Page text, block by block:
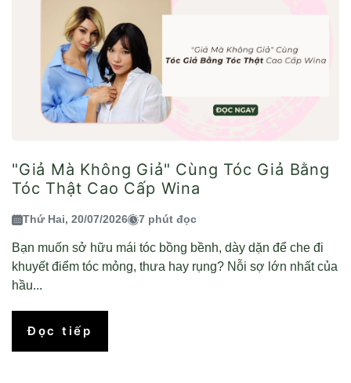
"Giả Mà Không Giả" Cùng Tóc Giả Bằng
Tóc Thật Cao Cấp Wina
Thứ Hai, 20/07/2026 7 phút đọc
Bạn muốn sở hữu mái tóc bồng bềnh, dày dặn để che đi
khuyết điểm tóc mỏng, thưa hay rụng? Nỗi sợ lớn nhất của
hầu...
Đọc tiếp